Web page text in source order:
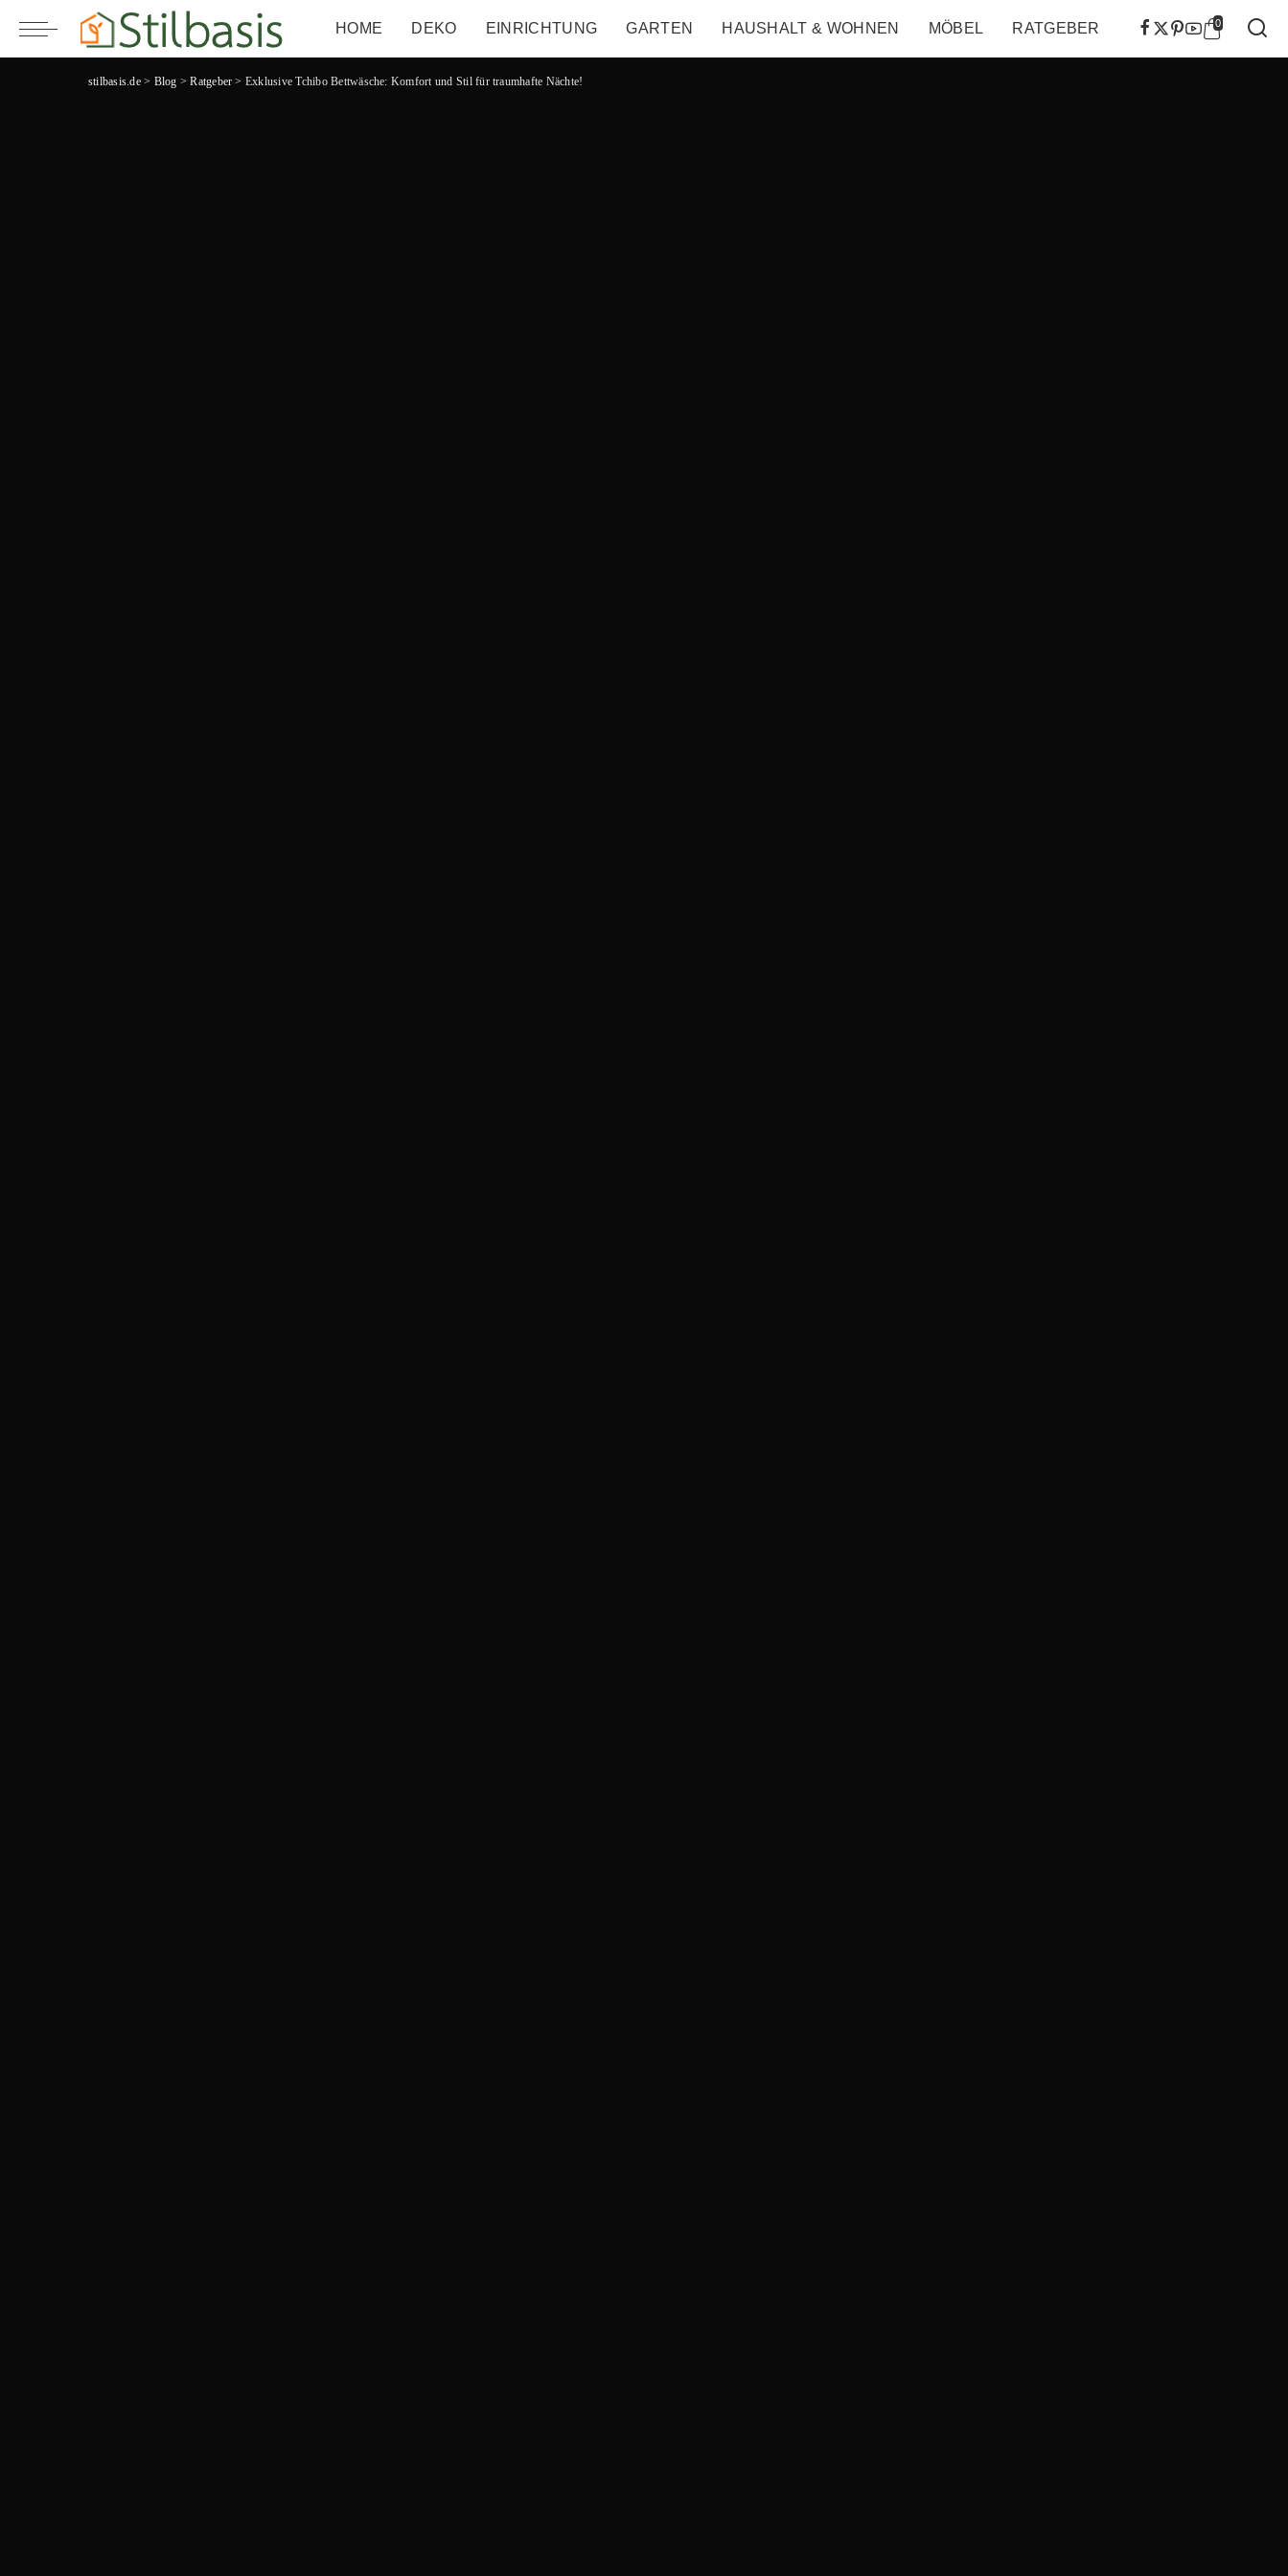
HOME DEKO EINRICHTUNG GARTEN HAUSHALT & WOHNEN MÖBEL RATGEBER 0
stilbasis.de> Blog >Ratgeber > Exklusive Tchibo Bettwäsche: Komfort und Stil für traumhafte Nächte!